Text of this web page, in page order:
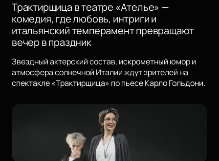
Трактирщица в театре «Ателье» —
комедия, где любовь, интриги и
итальянский темперамент превращают
вечер в праздник
Звездный актерский состав, искрометный юмор и
атмосфера солнечной Италии ждут зрителей на
спектакле «Трактирщица» по пьесе Карло Гольдони.